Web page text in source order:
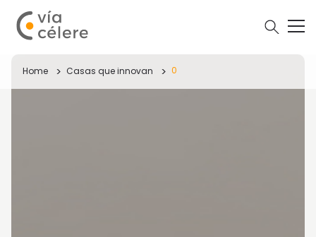
Home Casas que innovan 0